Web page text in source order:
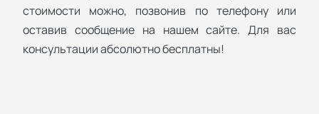
стоимости можно, позвонив по телефону или
оставив сообщение на нашем сайте. Для вас
консультации абсолютно бесплатны!